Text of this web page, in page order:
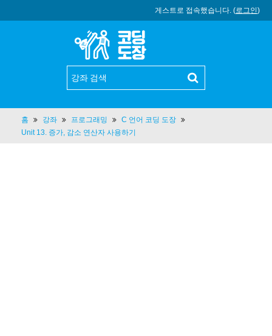
게스트로 접속했습니다. (로그인)
홈 강좌 프로그래밍
C 언어 코딩 도장
Unit 13. 증가, 감소 연산자 사용하기